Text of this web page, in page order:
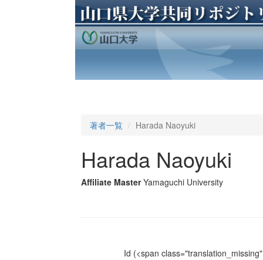
著者一覧 Harada Naoyuki
Harada Naoyuki
Affiliate Master Yamaguchi University
Id (<span